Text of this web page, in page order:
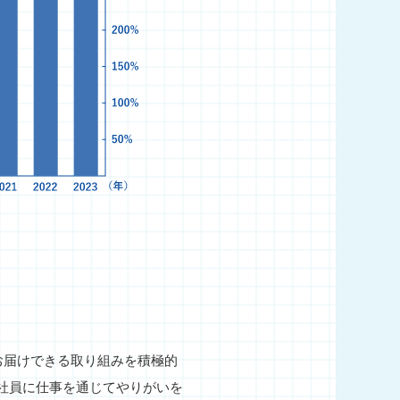
けできる取り組みを積極的
員に仕事を通じてやりがいを